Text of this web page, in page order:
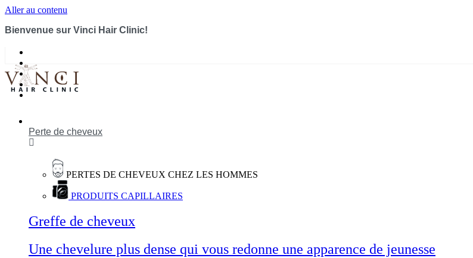
Aller au contenu
Bienvenue sur Vinci Hair Clinic!
Perte de cheveux
PERTES DE CHEVEUX CHEZ LES HOMMES
PRODUITS CAPILLAIRES
Greffe de cheveux
Une chevelure plus dense qui vous redonne une apparence de jeunesse